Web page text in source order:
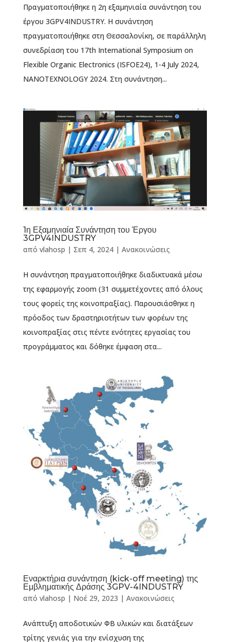
Πραγματοποιήθηκε η 2η εξαμηνιαία συνάντηση του
έργου 3GPV4INDUSTRY. Η συνάντηση
πραγματοποιήθηκε στη Θεσσαλονίκη, σε παράλληλη
συνεδρίαση του 17th International Symposium on
Flexible Organic Electronics (ISFOE24), 1-4 July 2024,
NANOTΕXNOLOGY 2024. Στη συνάντηση...
1η Εξαμηνιαία Συνάντηση του Έργου
3GPV4INDUSTRY
από vlahosp | Σεπ 4, 2024| Ανακοινώσεις
Η συνάντηση πραγματοποιήθηκε διαδικτυακά μέσω
της εφαρμογής zoom (31 συμμετέχοντες από όλους
τους φορείς της κοινοπραξίας). Παρουσιάσθηκε η
πρόοδος των δραστηριοτήτων των φορέων της
κοινοπραξίας στις πέντε ενότητες εργασίας του
προγράμματος και δόθηκε έμφαση στα...
Εναρκτήρια συνάντηση (kick-off meeting) της
Εμβληματικής Δράσης 3GPV-4INDUSTRY
από vlahosp | Νοέ 29, 2023 | Ανακοινώσεις
Ανάπτυξη αποδοτικών ΦΒ υλικών και διατάξεων
τρίτης γενιάς για την ενίσχυση της